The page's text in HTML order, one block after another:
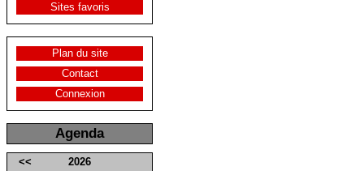
Sites favoris
Plan du site
Contact
Connexion
Agenda
<<
2026